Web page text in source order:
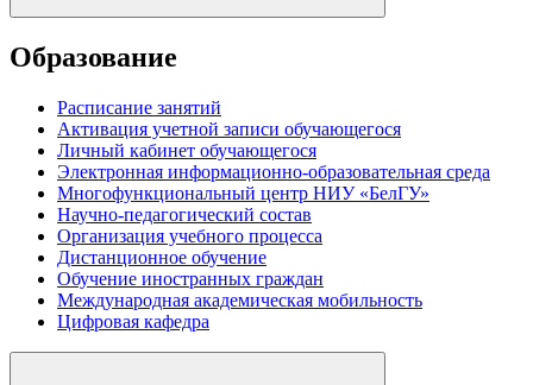
Образование
Расписание занятий
Активация учетной записи обучающегося
Личный кабинет обучающегося
Электронная информационно-образовательная среда
Многофункциональный центр НИУ «БелГУ»
Научно-педагогический состав
Организация учебного процесса
Дистанционное обучение
Обучение иностранных граждан
Международная академическая мобильность
Цифровая кафедра